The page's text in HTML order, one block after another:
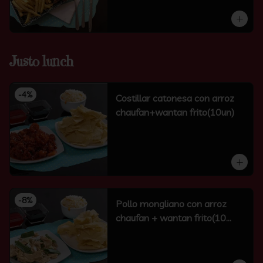
Justo lunch
-4%
Costillar catonesa con arroz
chaufan+wantan frito(10un)
-8%
Pollo mongliano con arroz
chaufan + wantan frito(10